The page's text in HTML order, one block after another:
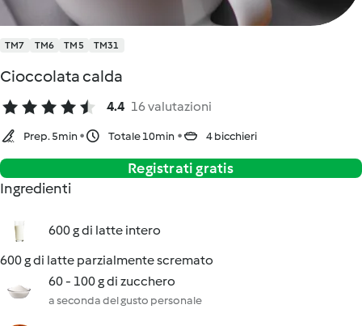
TM7 TM6 TM5 TM31
Cioccolata calda
4.4 16 valutazioni
Prep. 5min Totale 10min 4 bicchieri
Registrati gratis
Ingredienti
600 g di latte intero
600 g di latte parzialmente scremato
60 - 100 g di zucchero
a seconda del gusto personale